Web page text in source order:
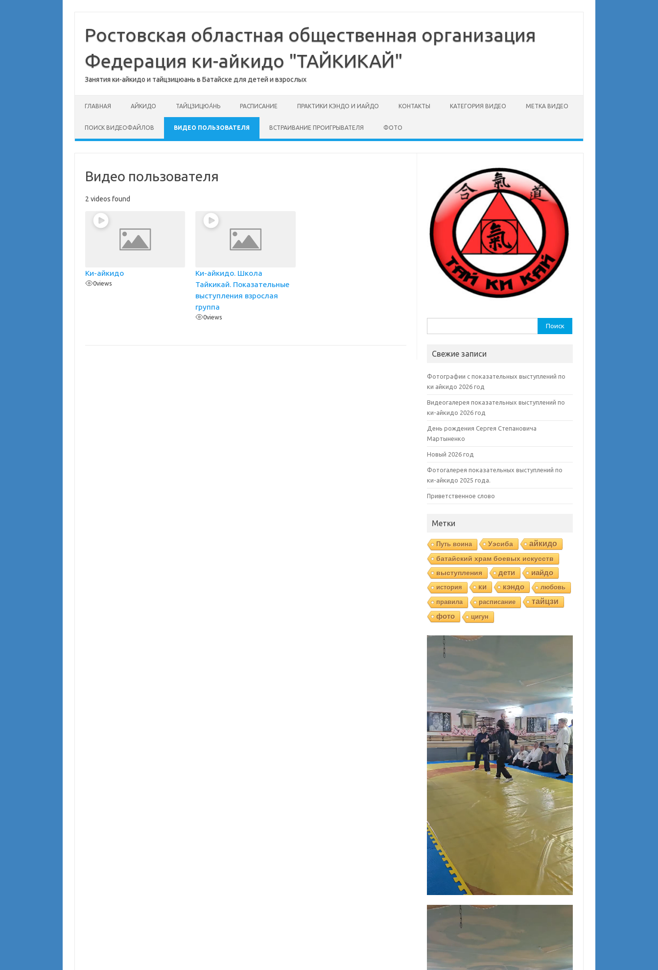
содержимому
Ростовская областная общественная организация
Федерация ки-айкидо "ТАЙКИКАЙ"
Занятия ки-айкидо и тайцзицюань в Батайске для детей и взрослых
ГЛАВНАЯ АЙКИДО ТАЙЦЗИЦЮА́НЬ РАСПИСАНИЕ ПРАКТИКИ КЭНДО И ИАЙДО КОНТАКТЫ КАТЕГОРИЯ ВИДЕО МЕТКА ВИДЕО
ПОИСК ВИДЕОФАЙЛОВ ВИДЕО ПОЛЬЗОВАТЕЛЯ ВСТРАИВАНИЕ ПРОИГРЫВАТЕЛЯ ФОТО
Видео пользователя
2 videos found
Ки-айкидо
0views
Ки-айкидо. Школа
Тайкикай. Показательные
выступления взрослая
группа
0views
Свежие записи
Фотографии с показательных выступлений по
ки айкидо 2026 год
Видеогалерея показательных выступлений по
ки-айкидо 2026 год
День рождения Сергея Степановича
Мартыненко
Новый 2026 год
Фотогалерея показательных выступлений по
ки-айкидо 2025 года.
Приветственное слово
Метки
Путь воина Уэсиба айкидо
батайский храм боевых искусств
выступления
дети иайдо
история ки кэндо
любовь
правила
расписание тайцзи
фото цигун